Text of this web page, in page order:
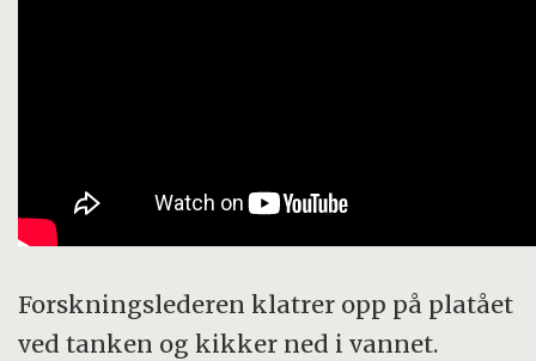
Forskningslederen klatrer opp på platået
ved tanken og kikker ned i vannet.